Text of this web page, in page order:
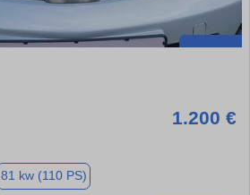
1.200 €
81 kw (110 PS)